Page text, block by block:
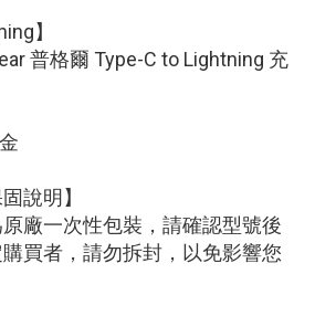
】
普格爾 Type-C to Lightning 充
說明】
廠一次性包裝，請確認型號後
買者，請勿拆封，以免影響您